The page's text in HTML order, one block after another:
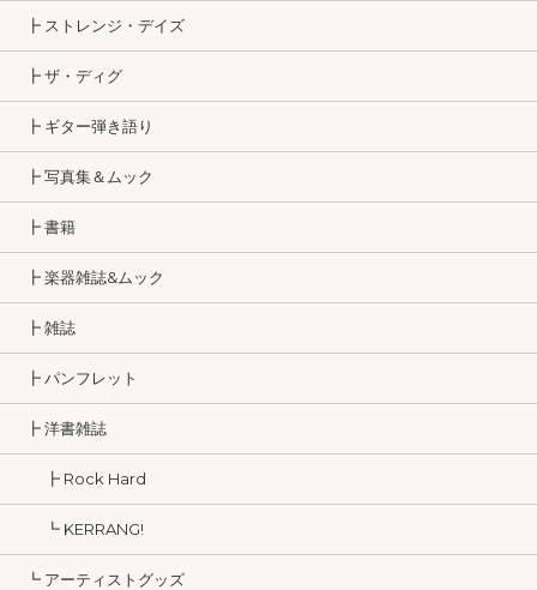
┣ ストレンジ・デイズ
┣ ザ・ディグ
┣ ギター弾き語り
┣ 写真集＆ムック
┣ 書籍
┣ 楽器雑誌&ムック
┣ 雑誌
┣ パンフレット
┣ 洋書雑誌
┣ Rock Hard
┗ KERRANG!
┗ アーティストグッズ